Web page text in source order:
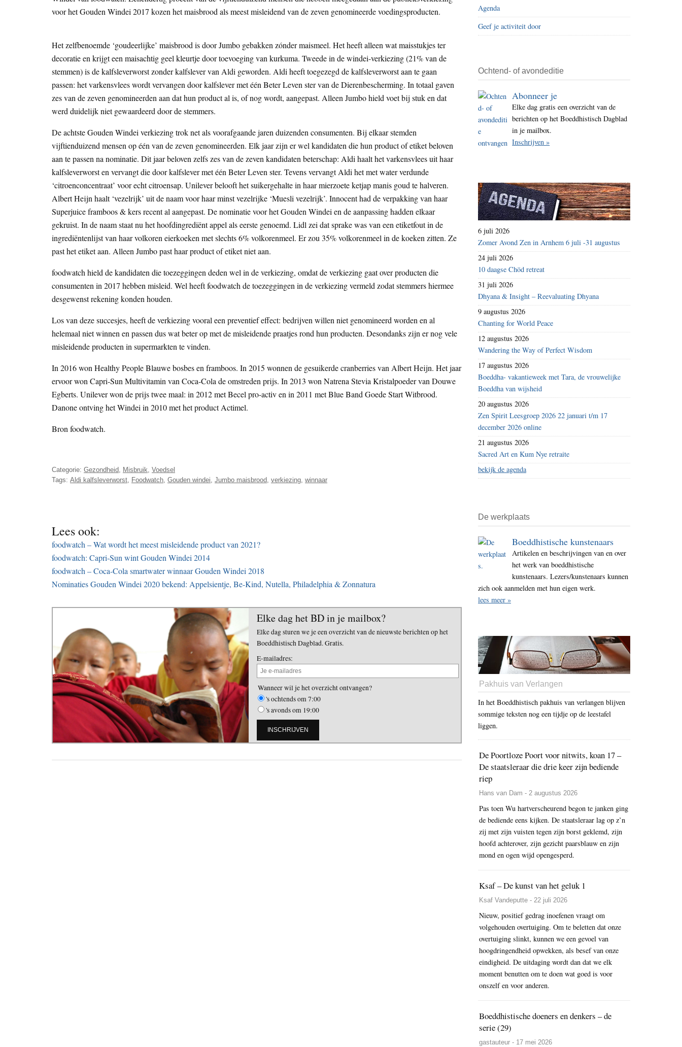
i
t
e
voor het Gouden Windei 2017 kozen het maisbrood als meest misleidend van de zeven genomineerde voedingsproducten.
Het zelfbenoemde ‘goudeerlijke’ maisbrood is door Jumbo gebakken zónder maismeel. Het heeft alleen wat maisstukjes ter
decoratie en krijgt een maisachtig geel kleurtje door toevoeging van kurkuma. Tweede in de windei-verkiezing (21% van de
stemmen) is de kalfsleverworst zonder kalfslever van Aldi geworden. Aldi heeft toegezegd de kalfsleverworst aan te gaan
passen: het varkensvlees wordt vervangen door kalfslever met één Beter Leven ster van de Dierenbescherming. In totaal gaven
zes van de zeven genomineerden aan dat hun product al is, of nog wordt, aangepast. Alleen Jumbo hield voet bij stuk en dat
werd duidelijk niet gewaardeerd door de stemmers.
De achtste Gouden Windei verkiezing trok net als voorafgaande jaren duizenden consumenten. Bij elkaar stemden
vijftienduizend mensen op één van de zeven genomineerden. Elk jaar zijn er wel kandidaten die hun product of etiket beloven
aan te passen na nominatie. Dit jaar beloven zelfs zes van de zeven kandidaten beterschap: Aldi haalt het varkensvlees uit haar
kalfsleverworst en vervangt die door kalfslever met één Beter Leven ster. Tevens vervangt Aldi het met water verdunde
‘citroenconcentraat’ voor echt citroensap. Unilever belooft het suikergehalte in haar mierzoete ketjap manis goud te halveren.
Albert Heijn haalt ‘vezelrijk’ uit de naam voor haar minst vezelrijke ‘Muesli vezelrijk’. Innocent had de verpakking van haar
Superjuice framboos & kers recent al aangepast. De nominatie voor het Gouden Windei en de aanpassing hadden elkaar
gekruist. In de naam staat nu het hoofdingrediënt appel als eerste genoemd. Lidl zei dat sprake was van een etiketfout in de
ingrediëntenlijst van haar volkoren eierkoeken met slechts 6% volkorenmeel. Er zou 35% volkorenmeel in de koeken zitten. Ze
past het etiket aan. Alleen Jumbo past haar product of etiket niet aan.
foodwatch hield de kandidaten die toezeggingen deden wel in de verkiezing, omdat de verkiezing gaat over producten die
consumenten in 2017 hebben misleid. Wel heeft foodwatch de toezeggingen in de verkiezing vermeld zodat stemmers hiermee
desgewenst rekening konden houden.
Los van deze succesjes, heeft de verkiezing vooral een preventief effect: bedrijven willen niet genomineerd worden en al
helemaal niet winnen en passen dus wat beter op met de misleidende praatjes rond hun producten. Desondanks zijn er nog vele
misleidende producten in supermarkten te vinden.
In 2016 won Healthy People Blauwe bosbes en framboos. In 2015 wonnen de gesuikerde cranberries van Albert Heijn. Het jaar
ervoor won Capri-Sun Multivitamin van Coca-Cola de omstreden prijs. In 2013 won Natrena Stevia Kristalpoeder van Douwe
Egberts. Unilever won de prijs twee maal: in 2012 met Becel pro-activ en in 2011 met Blue Band Goede Start Witbrood.
Danone ontving het Windei in 2010 met het product Actimel.
Bron foodwatch.
Categorie: Gezondheid, Misbruik, Voedsel
Tags: Aldi kalfsleverworst, Foodwatch, Gouden windei, Jumbo maisbrood, verkiezing, winnaar
Lees ook:
foodwatch – Wat wordt het meest misleidende product van 2021?
foodwatch: Capri-Sun wint Gouden Windei 2014
foodwatch – Coca-Cola smartwater winnaar Gouden Windei 2018
Nominaties Gouden Windei 2020 bekend: Appelsientje, Be-Kind, Nutella, Philadelphia & Zonnatura
Elke dag het BD in je mailbox?
Elke dag sturen we je een overzicht van de nieuwste berichten op het
Boeddhistisch Dagblad. Gratis.
E-mailadres:
Wanneer wil je het overzicht ontvangen?
's ochtends om 7:00
's avonds om 19:00
Agenda
Geef je activiteit door
Ochtend- of avondeditie
Abonneer je
Elke dag gratis een overzicht van de
berichten op het Boeddhistisch Dagblad
in je mailbox.
Inschrijven »
6 juli 2026
Zomer Avond Zen in Arnhem 6 juli -31 augustus
24 juli 2026
10 daagse Chöd retreat
31 juli 2026
Dhyana & Insight – Reevaluating Dhyana
9 augustus 2026
Chanting for World Peace
12 augustus 2026
Wandering the Way of Perfect Wisdom
17 augustus 2026
Boeddha- vakantieweek met Tara, de vrouwelijke
Boeddha van wijsheid
20 augustus 2026
Zen Spirit Leesgroep 2026 22 januari t/m 17
december 2026 online
21 augustus 2026
Sacred Art en Kum Nye retraite
bekijk de agenda
De werkplaats
Boeddhistische kunstenaars
Artikelen en beschrijvingen van en over
het werk van boeddhistische
kunstenaars. Lezers/kunstenaars kunnen
zich ook aanmelden met hun eigen werk.
lees meer »
Pakhuis van Verlangen
In het Boeddhistisch pakhuis van verlangen blijven
sommige teksten nog een tijdje op de leestafel
liggen.
De Poortloze Poort voor nitwits, koan 17 –
De staatsleraar die drie keer zijn bediende
riep
Hans van Dam - 2 augustus 2026
Pas toen Wu hartverscheurend begon te janken ging
de bediende eens kijken. De staatsleraar lag op z’n
zij met zijn vuisten tegen zijn borst geklemd, zijn
hoofd achterover, zijn gezicht paarsblauw en zijn
mond en ogen wijd opengesperd.
Ksaf – De kunst van het geluk 1
Ksaf Vandeputte - 22 juli 2026
Nieuw, positief gedrag inoefenen vraagt om
volgehouden overtuiging. Om te beletten dat onze
overtuiging slinkt, kunnen we een gevoel van
hoogdringendheid opwekken, als besef van onze
eindigheid. De uitdaging wordt dan dat we elk
moment benutten om te doen wat goed is voor
onszelf en voor anderen.
Boeddhistische doeners en denkers – de
serie (29)
gastauteur - 17 mei 2026